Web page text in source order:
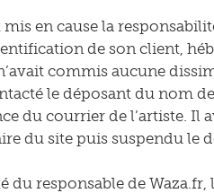
mis en cause la
de son client,
commis aucune
le déposant du nom
du courrier de l’artiste.
du site puis suspendu le
du responsable de Waza.fr,